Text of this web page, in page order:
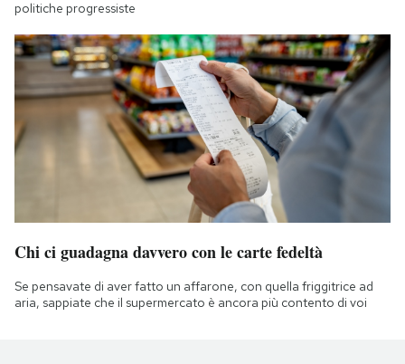
politiche progressiste
Chi ci guadagna davvero con le carte fedeltà
Se pensavate di aver fatto un affarone, con quella friggitrice ad
aria, sappiate che il supermercato è ancora più contento di voi